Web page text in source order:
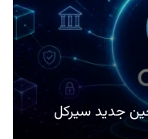
جدید سیرکل